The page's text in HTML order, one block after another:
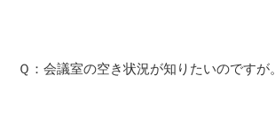
Ｑ：会議室の空き状況が知りたいのですが。